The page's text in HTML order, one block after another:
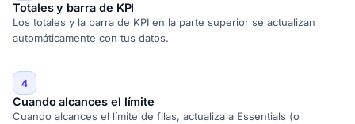
Totales y barra de KPI
Los totales y la barra de KPI en la parte superior se actualizan
automáticamente con tus datos.
4
Cuando alcances el límite
Cuando alcances el límite de filas, actualiza a Essentials (o